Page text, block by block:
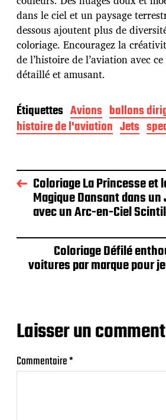
t
i
o
n
dans le ciel et un paysage
dessous ajoutent plus de
coloriage. Encouragez la
de l’histoire de l’aviation avec
détaillé et amusant.
Étiquettes Avions ballons
histoire de l'aviation Jets
Coloriage La Princesse et
Magique Dansant dans
avec un Arc-en-Ciel
Coloriage Défilé
voitures par marque pour
Laisser un
Commentaire*